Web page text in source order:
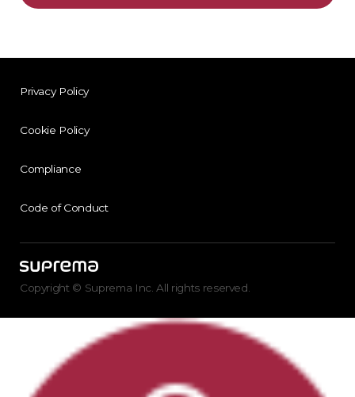
Privacy Policy
Cookie Policy
Compliance
Code of Conduct
Copyright © Suprema Inc. All rights reserved.